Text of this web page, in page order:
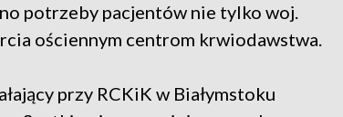
potrzeby pacjentów nie tylko woj.
ościennym centrom krwiodawstwa.
przy RCKiK w Białymstoku